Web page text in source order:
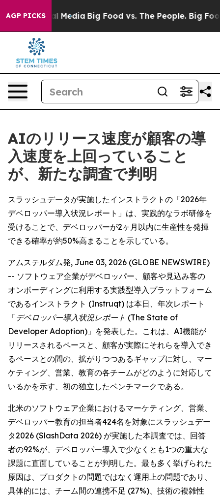
AGP PICKS
Social Media Big Food vs. The People. Big Food’s
AIのリリース速度が顧客の導
入速度を上回っていること
が、新たな調査で判明
スラッシュデータが実施したインストラクトの「2026年
デベロッパー導入状況レポート」は、実践的なラボ研修を
受けることで、デベロッパーが2ヶ月以内に生産性を発揮
できる確率が約50%高まることを示している。
アムステルダム発, June 03, 2026 (GLOBE NEWSWIRE)
-- ソフトウェア企業がデベロッパー、顧客や見込み客の
オンボーディングに利用する実践型導入プラットフォーム
であるインストラクト (Instruqt) は本日、年次レポート
「デベロッパー導入状況レポート (The State of
Developer Adoption) 」を発表した。これは、AI機能が
リリースされるペースと、顧客が実際にそれらを導入でき
るペースとの間の、拡がりつつあるギャップに対し、マー
ケティング、営業、教育の各チームがどのように対応して
いるかを示す、初の独立したベンチマークである。
北米のソフトウェア企業におけるマーケティング、営業、
デベロッパー教育の担当者424名を対象にスラッシュデー
タ2026 (SlashData 2026) が実施した本調査では、回答
者の92%が、デベロッパー導入で少なくとも1つの重大な
課題に直面していることが判明した。最も多く挙げられた
原因は、プロダクトの問題ではなく運用上の問題であり、
具体的には、チーム間の連携不足 (27%)、技術の複雑性